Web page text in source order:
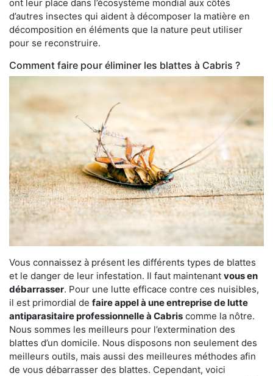
ont leur place dans l’écosystème mondial aux côtés
d’autres insectes qui aident à décomposer la matière en
décomposition en éléments que la nature peut utiliser
pour se reconstruire.
Comment faire pour éliminer les blattes à Cabris ?
Vous connaissez à présent les différents types de blattes
et le danger de leur infestation. Il faut maintenant vous en
débarrasser. Pour une lutte efficace contre ces nuisibles,
il est primordial de faire appel à une entreprise de lutte
antiparasitaire professionnelle à Cabris comme la nôtre.
Nous sommes les meilleurs pour l’extermination des
blattes d’un domicile. Nous disposons non seulement des
meilleurs outils, mais aussi des meilleures méthodes afin
de vous débarrasser des blattes. Cependant, voici